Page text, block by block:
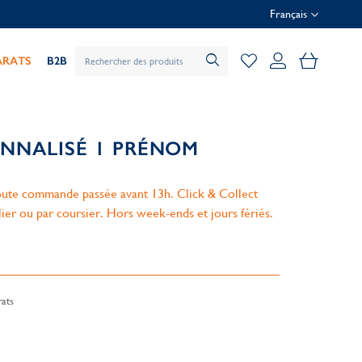
Français
B2B Mon
1 PRÉNOM
commande passée avant 13h. Click & Collect
ou par coursier. Hors week-ends et jours fériés.